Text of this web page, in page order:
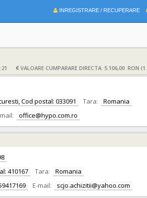
INREGISTRARE / RECUPERARE
VALOARE CUMPARARE DIRECTA: 5.106,00 RON
Cod postal: 033091 Tara:
Romania
office@hypo.com.ro
410167 Tara:
Romania
E-mail: scjo.achizitii@yahoo.com